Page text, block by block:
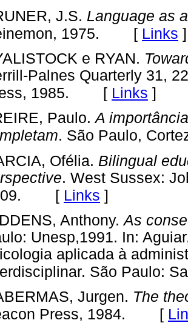
J.S. Language as
1975. [ Links ]
e RYAN.
Palnes Quarterly 31,
1985. [ Links ]
Paulo.A
. São Paulo,
Ofélia. Bilingual
. West Sussex:
[ Links ]
Anthony.As
Unesp,1991. In:
aplicada à
São Paulo:
Jurgen. The
Press, 1984. [